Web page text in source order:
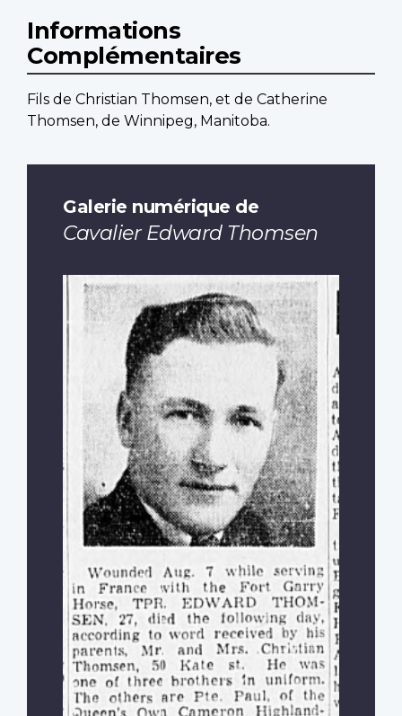
Informations
Complémentaires
Fils de Christian Thomsen, et de Catherine
Thomsen, de Winnipeg, Manitoba.
Galerie numérique de
Cavalier Edward Thomsen